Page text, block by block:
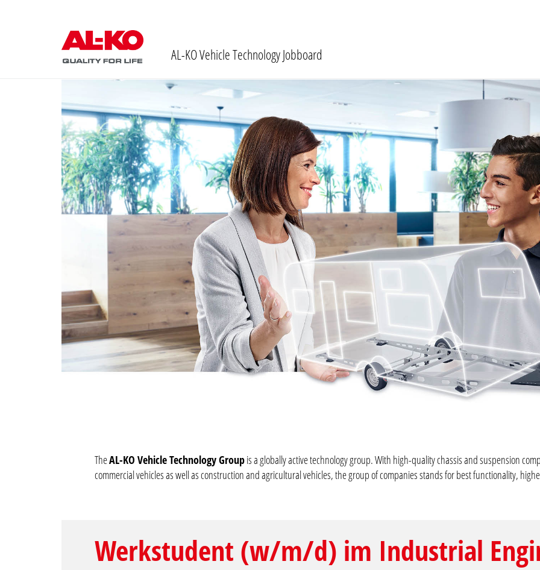
AL-KO Vehicle Technology Jobboard
Werkstudent (w/m/d) im Industrial
TheAL-KO Vehicle Technology Groupis a globally active technology group. With high-quality chassis and suspension
commercial vehicles as well as construction and agricultural vehicles, the group of companies stands for best functionality,